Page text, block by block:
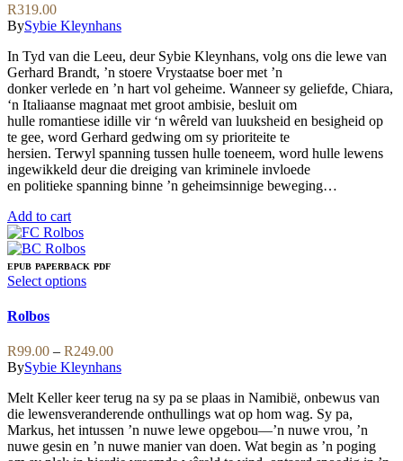
be
chosen
on
the
product
page
R319.00
BySybie Kleynhans
In Tyd van die Leeu, deur Sybie Kleynhans, volg ons die lewe van
Gerhard Brandt, ’n stoere Vrystaatse boer met ’n
donker verlede en ’n hart vol geheime. Wanneer sy geliefde, Chiara,
‘n Italiaanse magnaat met groot ambisie, besluit om
hulle romantiese idille vir ‘n wêreld van luuksheid en besigheid op
te gee, word Gerhard gedwing om sy prioriteite te
hersien. Terwyl spanning tussen hulle toeneem, word hulle lewens
ingewikkeld deur die dreiging van kriminele invloede
en politieke spanning binne ’n geheimsinnige beweging…
Add to cart
EPUB PAPERBACK PDF
Select optionsThis
variants.
The
options
may
be
chosen
on
the
Rolbos
R99.00 – R249.00Price
range:
through
R249.00
BySybie Kleynhans
Melt Keller keer terug na sy pa se plaas in Namibië, onbewus van
die lewensveranderende onthullings wat op hom wag. Sy pa,
Markus, het intussen ’n nuwe lewe opgebou—’n nuwe vrou, ’n
nuwe gesin en ’n nuwe manier van doen. Wat begin as ’n poging